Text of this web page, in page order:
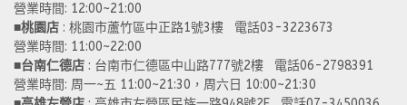
營業時間: 12:00~21:00
■桃園店 : 桃園市蘆竹區中正路1號3樓   電話03-3223673
營業時間: 11:00~22:00
■台南仁德店 : 台南市仁德區中山路777號2樓   電話06-2798391
營業時間: 周一~五 11:00~21:30，周六日 10:00~21:30